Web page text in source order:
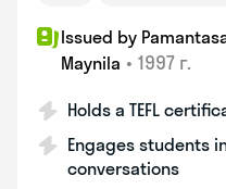
Issued by
Maynila • 1997 г.
Holds a TEFL
Engages students
conversations